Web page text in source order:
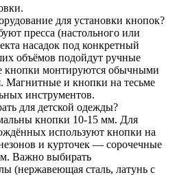
для установки кнопок?
пресса (настольного или
насадок под конкретный
объёмов подойдут ручные
монтируются обычными
Магнитные и кнопки на тесьме
инструментов.
для детской одежды?
кнопки 10-15 мм. Для
используют кнопки на
и курточек — сорочечные
Важно выбирать
(нержавеющая сталь, латунь с